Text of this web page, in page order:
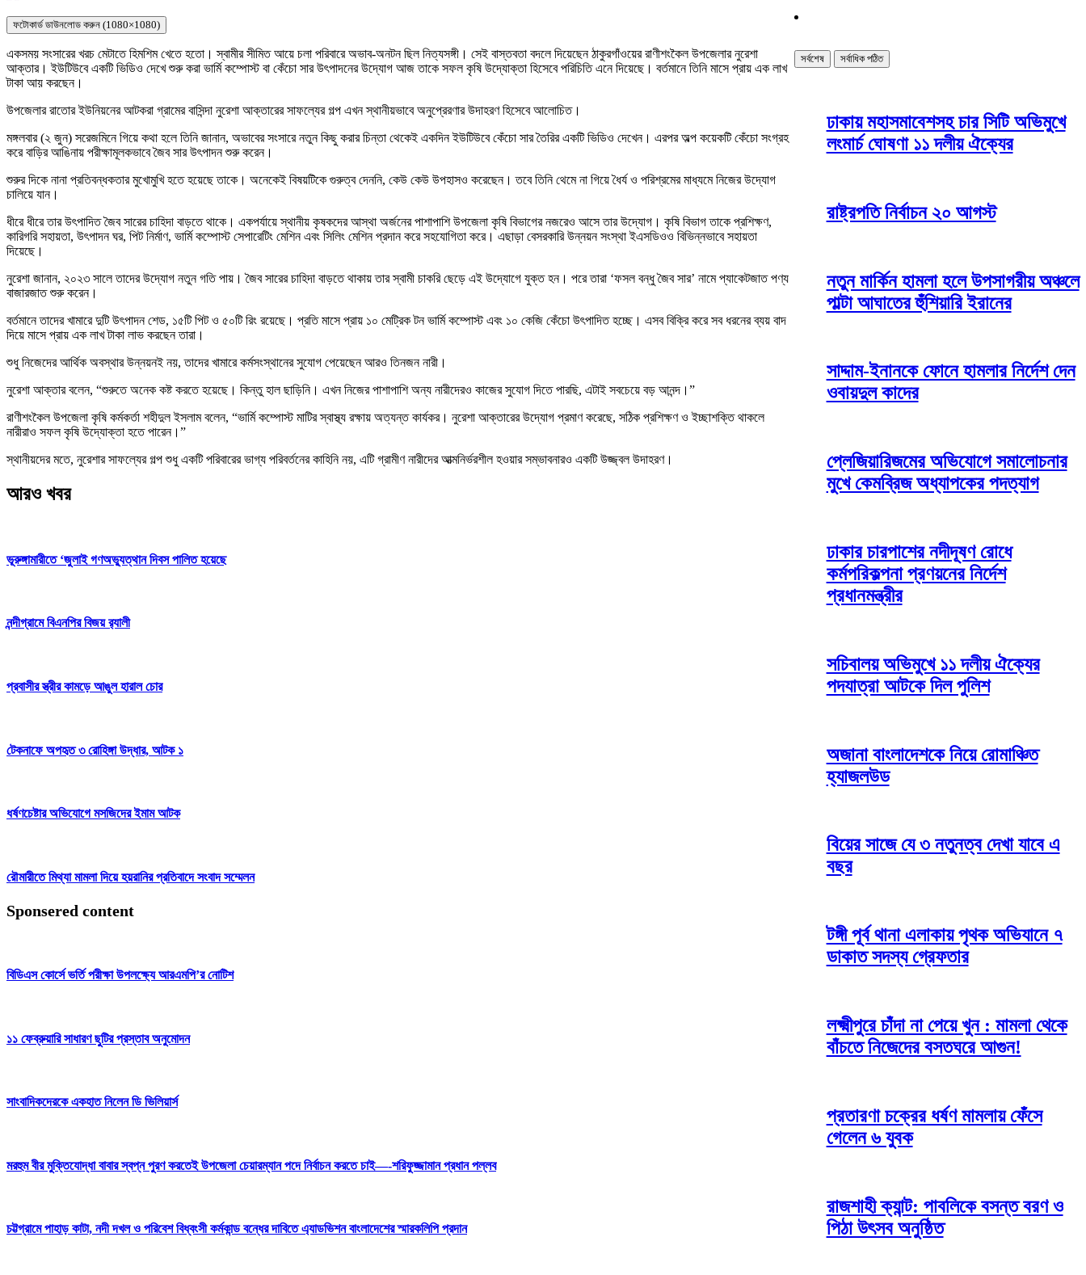
ফটোকার্ড ডাউনলোড করুন (1080×1080)
একসময় সংসারের খরচ মেটাতে হিমশিম খেতে হতো। স্বামীর সীমিত আয়ে চলা পরিবারে অভাব-অনটন ছিল নিত্যসঙ্গী। সেই বাস্তবতা বদলে দিয়েছেন ঠাকুরগাঁওয়ের রাণীশংকৈল উপজেলার নুরেশা
আক্তার। ইউটিউবে একটি ভিডিও দেখে শুরু করা ভার্মি কম্পোস্ট বা কেঁচো সার উৎপাদনের উদ্যোগ আজ তাকে সফল কৃষি উদ্যোক্তা হিসেবে পরিচিতি এনে দিয়েছে। বর্তমানে তিনি মাসে প্রায় এক লাখ
টাকা আয় করছেন।
উপজেলার রাতোর ইউনিয়নের আটকরা গ্রামের বাসিন্দা নুরেশা আক্তারের সাফল্যের গল্প এখন স্থানীয়ভাবে অনুপ্রেরণার উদাহরণ হিসেবে আলোচিত।
মঙ্গলবার (২ জুন) সরেজমিনে গিয়ে কথা হলে তিনি জানান, অভাবের সংসারে নতুন কিছু করার চিন্তা থেকেই একদিন ইউটিউবে কেঁচো সার তৈরির একটি ভিডিও দেখেন। এরপর অল্প কয়েকটি কেঁচো সংগ্রহ
করে বাড়ির আঙিনায় পরীক্ষামূলকভাবে জৈব সার উৎপাদন শুরু করেন।
শুরুর দিকে নানা প্রতিবন্ধকতার মুখোমুখি হতে হয়েছে তাকে। অনেকেই বিষয়টিকে গুরুত্ব দেননি, কেউ কেউ উপহাসও করেছেন। তবে তিনি থেমে না গিয়ে ধৈর্য ও পরিশ্রমের মাধ্যমে নিজের উদ্যোগ
চালিয়ে যান।
ধীরে ধীরে তার উৎপাদিত জৈব সারের চাহিদা বাড়তে থাকে। একপর্যায়ে স্থানীয় কৃষকদের আস্থা অর্জনের পাশাপাশি উপজেলা কৃষি বিভাগের নজরেও আসে তার উদ্যোগ। কৃষি বিভাগ তাকে প্রশিক্ষণ,
কারিগরি সহায়তা, উৎপাদন ঘর, পিট নির্মাণ, ভার্মি কম্পোস্ট সেপারেটিং মেশিন এবং সিলিং মেশিন প্রদান করে সহযোগিতা করে। এছাড়া বেসরকারি উন্নয়ন সংস্থা ইএসডিওও বিভিন্নভাবে সহায়তা
দিয়েছে।
নুরেশা জানান, ২০২৩ সালে তাদের উদ্যোগ নতুন গতি পায়। জৈব সারের চাহিদা বাড়তে থাকায় তার স্বামী চাকরি ছেড়ে এই উদ্যোগে যুক্ত হন। পরে তারা ‘ফসল বন্ধু জৈব সার’ নামে প্যাকেটজাত পণ্য
বাজারজাত শুরু করেন।
বর্তমানে তাদের খামারে দুটি উৎপাদন শেড, ১৫টি পিট ও ৫০টি রিং রয়েছে। প্রতি মাসে প্রায় ১০ মেট্রিক টন ভার্মি কম্পোস্ট এবং ১০ কেজি কেঁচো উৎপাদিত হচ্ছে। এসব বিক্রি করে সব ধরনের ব্যয় বাদ
দিয়ে মাসে প্রায় এক লাখ টাকা লাভ করছেন তারা।
শুধু নিজেদের আর্থিক অবস্থার উন্নয়নই নয়, তাদের খামারে কর্মসংস্থানের সুযোগ পেয়েছেন আরও তিনজন নারী।
নুরেশা আক্তার বলেন, “শুরুতে অনেক কষ্ট করতে হয়েছে। কিন্তু হাল ছাড়িনি। এখন নিজের পাশাপাশি অন্য নারীদেরও কাজের সুযোগ দিতে পারছি, এটাই সবচেয়ে বড় আনন্দ।”
রাণীশংকৈল উপজেলা কৃষি কর্মকর্তা শহীদুল ইসলাম বলেন, “ভার্মি কম্পোস্ট মাটির স্বাস্থ্য রক্ষায় অত্যন্ত কার্যকর। নুরেশা আক্তারের উদ্যোগ প্রমাণ করেছে, সঠিক প্রশিক্ষণ ও ইচ্ছাশক্তি থাকলে
নারীরাও সফল কৃষি উদ্যোক্তা হতে পারেন।”
স্থানীয়দের মতে, নুরেশার সাফল্যের গল্প শুধু একটি পরিবারের ভাগ্য পরিবর্তনের কাহিনি নয়, এটি গ্রামীণ নারীদের আত্মনির্ভরশীল হওয়ার সম্ভাবনারও একটি উজ্জ্বল উদাহরণ।
আরও খবর
ভূরুঙ্গামারীতে ‘জুলাই গণঅভ্যুত্থান দিবস পালিত হয়েছে
নন্দীগ্রামে বিএনপির বিজয় র‌্যালী
প্রবাসীর স্ত্রীর কামড়ে আঙুল হারাল চোর
টেকনাফে অপহৃত ৩ রোহিঙ্গা উদ্ধার, আটক ১
ধর্ষণচেষ্টার অভিযোগে মসজিদের ইমাম আটক
রৌমারীতে মিথ্যা মামলা দিয়ে হয়রানির প্রতিবাদে সংবাদ সম্মেলন
Sponsered content
বিডিএস কোর্সে ভর্তি পরীক্ষা উপলক্ষ্যে আরএমপি’র নোটিশ
১১ ফেব্রুয়ারি সাধারণ ছুটির প্রস্তাব অনুমোদন
সাংবাদিকদেরকে একহাত নিলেন ডি ভিলিয়ার্স
মরহুম বীর মুক্তিযোদ্ধা বাবার স্বপ্ন পুরণ করতেই উপজেলা চেয়ারম্যান পদে নির্বাচন করতে চাই—-শরিফুজ্জামান প্রধান পল্লব
চট্টগ্রামে পাহাড় কাটা, নদী দখল ও পরিবেশ বিধ্বংসী কর্মকান্ড বন্ধের দাবিতে এ্যাডভিশন বাংলাদেশের স্মারকলিপি প্রদান
সর্বশেষ সর্বাধিক পঠিত
ঢাকায় মহাসমাবেশসহ চার সিটি অভিমুখে
লংমার্চ ঘোষণা ১১ দলীয় ঐক্যের
রাষ্ট্রপতি নির্বাচন ২০ আগস্ট
নতুন মার্কিন হামলা হলে উপসাগরীয় অঞ্চলে
পাল্টা আঘাতের হুঁশিয়ারি ইরানের
সাদ্দাম-ইনানকে ফোনে হামলার নির্দেশ দেন
ওবায়দুল কাদের
প্লেজিয়ারিজমের অভিযোগে সমালোচনার
মুখে কেমব্রিজ অধ্যাপকের পদত্যাগ
ঢাকার চারপাশের নদীদূষণ রোধে
কর্মপরিকল্পনা প্রণয়নের নির্দেশ
প্রধানমন্ত্রীর
সচিবালয় অভিমুখে ১১ দলীয় ঐক্যের
পদযাত্রা আটকে দিল পুলিশ
অজানা বাংলাদেশকে নিয়ে রোমাঞ্চিত
হ্যাজলউড
বিয়ের সাজে যে ৩ নতুনত্ব দেখা যাবে এ
বছর
টঙ্গী পূর্ব থানা এলাকায় পৃথক অভিযানে ৭
ডাকাত সদস্য গ্রেফতার
লক্ষ্মীপুরে চাঁদা না পেয়ে খুন : মামলা থেকে
বাঁচতে নিজেদের বসতঘরে আগুন!
প্রতারণা চক্রের ধর্ষণ মামলায় ফেঁসে
গেলেন ৬ যুবক
রাজশাহী ক্যান্ট: পাবলিকে বসন্ত বরণ ও
পিঠা উৎসব অনুষ্ঠিত